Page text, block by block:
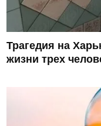
Трагедия на
жизни трех